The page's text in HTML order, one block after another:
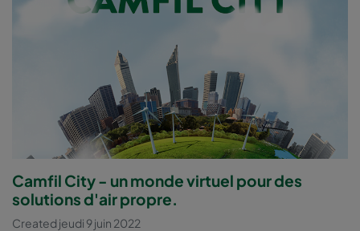
Camfil City - un monde virtuel pour des
solutions d'air propre.
Created jeudi 9 juin 2022